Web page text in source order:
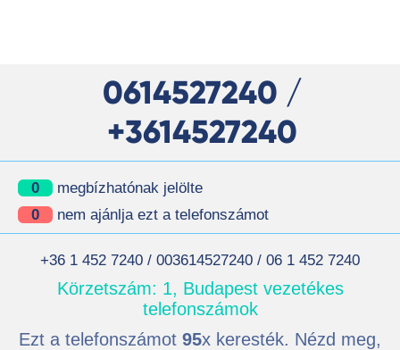
0614527240 /
+3614527240
0
megbízhatónak jelölte
0
nem ajánlja ezt a telefonszámot
+36 1 452 7240 / 003614527240 / 06 1 452 7240
Körzetszám: 1, Budapest vezetékes
telefonszámok
Ezt a telefonszámot 95x keresték. Nézd meg,